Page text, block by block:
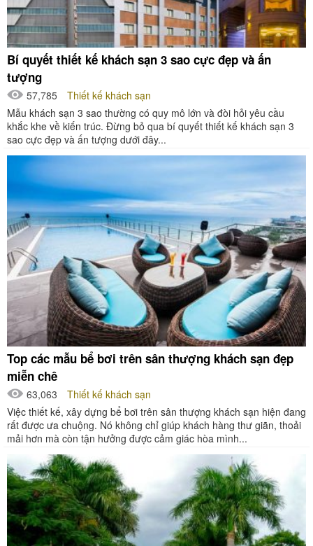
Bí quyết thiết kế khách sạn 3 sao cực đẹp và ấn
tượng
57,785
Thiết kế khách sạn
Mẫu khách sạn 3 sao thường có quy mô lớn và đòi hỏi yêu cầu
khắc khe về kiến trúc. Đừng bỏ qua bí quyết thiết kế khách sạn 3
sao cực đẹp và ấn tượng dưới đây...
Top các mẫu bể bơi trên sân thượng khách sạn đẹp
miễn chê
63,063
Thiết kế khách sạn
Việc thiết kế, xây dựng bể bơi trên sân thượng khách sạn hiện đang
rất được ưa chuộng. Nó không chỉ giúp khách hàng thư giãn, thoải
mải hơn mà còn tận hưởng được cảm giác hòa mình...